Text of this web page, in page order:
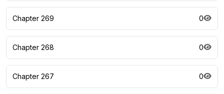
Chapter 269 0
Chapter 268 0
Chapter 267 0